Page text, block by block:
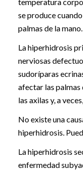
se produce
palmas de la mano.
La hiperhidrosis
nerviosas
sudoríparas
afectar las palmas
las axilas y, a
No existe una
hiperhidrosis.
La hiperhidrosis
enfermedad